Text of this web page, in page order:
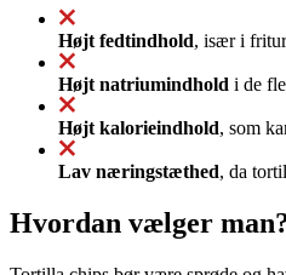
Højt fedtindhold, især i
Højt natriumindhold i de
Højt kalorieindhold, som
Lav næringstæthed, da
Hvordan vælger